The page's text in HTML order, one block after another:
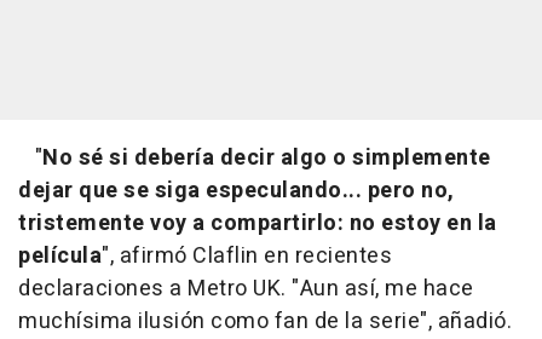
"No sé si debería decir algo o simplemente
dejar que se siga especulando... pero no,
tristemente voy a compartirlo: no estoy en la
película", afirmó Claflin en recientes
declaraciones a Metro UK. "Aun así, me hace
muchísima ilusión como fan de la serie", añadió.